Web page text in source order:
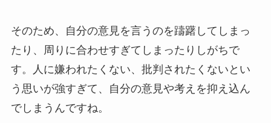
そのため、自分の意見を言うのを躊躇してしまっ
たり、周りに合わせすぎてしまったりしがちで
す。人に嫌われたくない、批判されたくないとい
う思いが強すぎて、自分の意見や考えを抑え込ん
でしまうんですね。